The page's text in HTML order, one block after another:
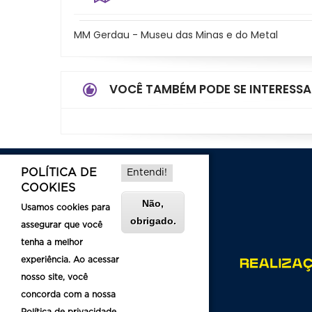
MM Gerdau - Museu das Minas e do Metal
VOCÊ TAMBÉM PODE SE
POLÍTICA DE
COOKIES
Usamos cookies para
assegurar que você
tenha a melhor
experiência. Ao acessar
nosso site, você
concorda com a nossa
Entendi!
Não,
obrigado.